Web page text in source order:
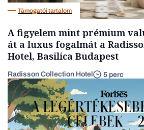
Támogatói tartalom
A figyelem mint prémium
át a luxus fogalmát a
Hotel, Basilica Budapest
Radisson Collection Hotel 5 perc